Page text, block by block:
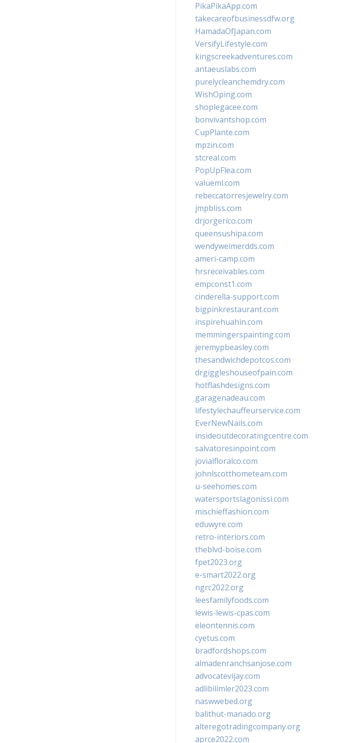
PikaPikaApp.com
takecareofbusinessdfw.org
HamadaOfJapan.com
VersifyLifestyle.com
kingscreekadventures.com
antaeuslabs.com
purelycleanchemdry.com
WishOping.com
shoplegacee.com
bonvivantshop.com
CupPlante.com
mpzin.com
stcreal.com
PopUpFlea.com
valueml.com
rebeccatorresjewelry.com
jmpbliss.com
drjorgerico.com
queensushipa.com
wendyweimerdds.com
ameri-camp.com
hrsreceivables.com
empconst1.com
cinderella-support.com
bigpinkrestaurant.com
inspirehuahin.com
memmingerspainting.com
jeremypbeasley.com
thesandwichdepotcos.com
drgiggleshouseofpain.com
hotflashdesigns.com
garagenadeau.com
lifestylechauffeurservice.com
EverNewNails.com
insideoutdecoratingcentre.com
salvatoresinpoint.com
jovialfloralco.com
johnlscotthometeam.com
u-seehomes.com
watersportslagonissi.com
mischieffashion.com
eduwyre.com
retro-interiors.com
theblvd-boise.com
fpet2023.org
e-smart2022.org
ngrc2022.org
leesfamilyfoods.com
lewis-lewis-cpas.com
eleontennis.com
cyetus.com
bradfordshops.com
almadenranchsanjose.com
advocatevijay.com
adlibilimler2023.com
naswwebed.org
balithut-manado.org
alteregotradingcompany.org
aprce2022.com